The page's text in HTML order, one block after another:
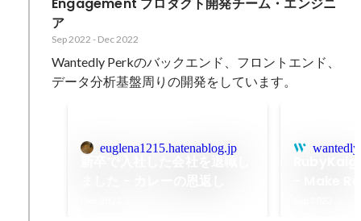
ア
Sep 2022 - Dec 2022
Wantedly Perkのバックエンド、フロントエンド、
データ分析基盤周りの開発をしています。
euglena1215.hatenablog.jp